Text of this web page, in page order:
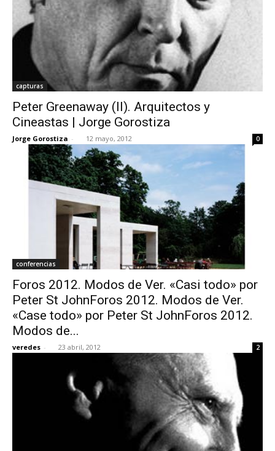
capturas
Peter Greenaway (II). Arquitectos y
Cineastas | Jorge Gorostiza
Jorge Gorostiza - 12 mayo, 2012 0
conferencias
Foros 2012. Modos de Ver. «Casi todo» por
Peter St JohnForos 2012. Modos de Ver.
«Case todo» por Peter St JohnForos 2012.
Modos de...
veredes - 23 abril, 2012 2